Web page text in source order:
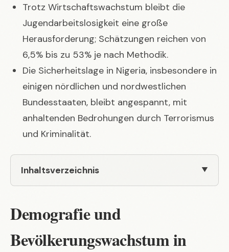
Trotz Wirtschaftswachstum bleibt die
Jugendarbeitslosigkeit eine große
Herausforderung; Schätzungen reichen von
6,5% bis zu 53% je nach Methodik.
Die Sicherheitslage in Nigeria, insbesondere in
einigen nördlichen und nordwestlichen
Bundesstaaten, bleibt angespannt, mit
anhaltenden Bedrohungen durch Terrorismus
und Kriminalität.
Inhaltsverzeichnis
Demografie und
Bevölkerungswachstum in